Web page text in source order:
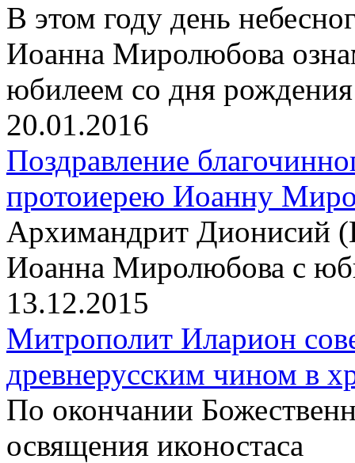
В этом году день
Иоанна Миролюбова
юбилеем со дня
20.01.2016
Поздравление
протоиерею Иоанну
Архимандрит Дионисий
Иоанна Миролюбова с
13.12.2015
Митрополит Иларион
древнерусским чином в
По окончании
освящения иконостаса